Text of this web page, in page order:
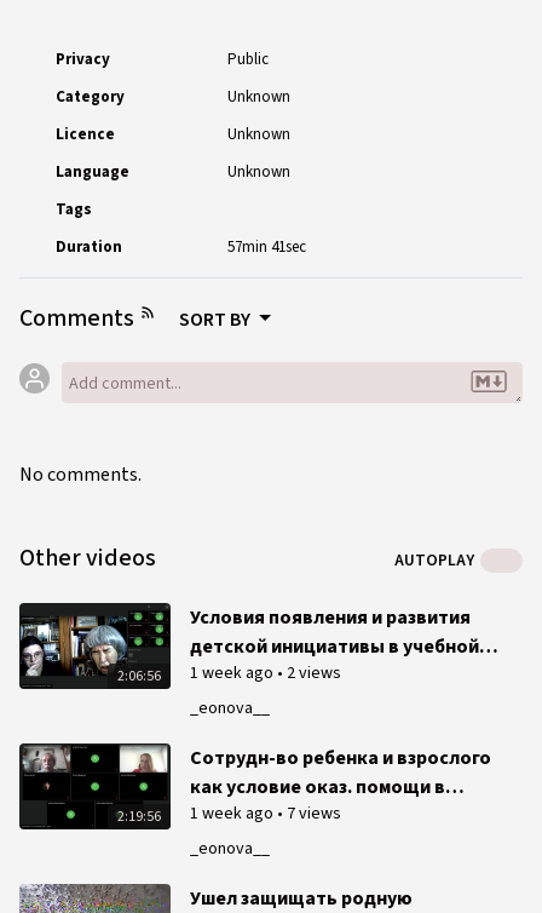
Privacy
Public
Category
Unknown
Licence
Unknown
Language
Unknown
Tags
Duration
57min 41sec
Comments SORT BY
No comments.
Other videos AUTOPLAY
2:06:56
_eonova__
Условия появления и развития
детской инициативы в учебной
деятельности
1 week ago • 2 views
2:19:56
_eonova__
Сотрудн-во ребенка и взрослого
как условие оказ. помощи в
преодолении учеб. трудностей
рефлексивно-деятельностный
1 week ago • 7 views
Ушел защищать родную